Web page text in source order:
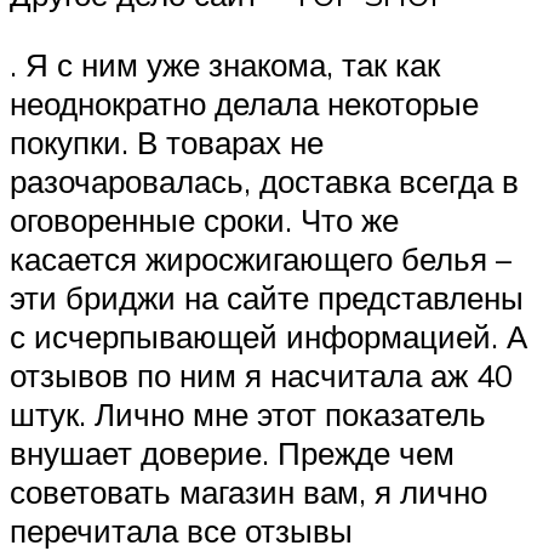
. Я с ним уже знакома, так как
неоднократно делала некоторые
покупки. В товарах не
разочаровалась, доставка всегда в
оговоренные сроки. Что же
касается жиросжигающего белья –
эти бриджи на сайте представлены
с исчерпывающей информацией. А
отзывов по ним я насчитала аж 40
штук. Лично мне этот показатель
внушает доверие. Прежде чем
советовать магазин вам, я лично
перечитала все отзывы